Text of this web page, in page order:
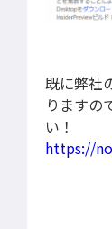
既に弊社
りますの
い！
https://